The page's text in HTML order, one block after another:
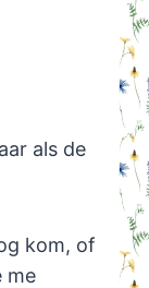
als de
kom, of
me